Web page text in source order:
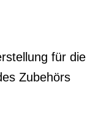
für die
Zubehörs